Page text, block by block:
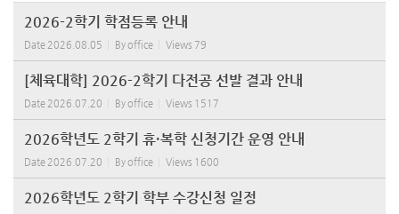
2026-2학기 학점등록 안내
Date 2026.08.05 Byoffice Views 79
[체육대학] 2026-2학기 다전공 선발 결과 안내
Date 2026.07.20 Byoffice Views 1517
2026학년도 2학기 휴·복학 신청기간 운영 안내
Date 2026.07.20 Byoffice Views 1600
2026학년도 2학기 학부 수강신청 일정